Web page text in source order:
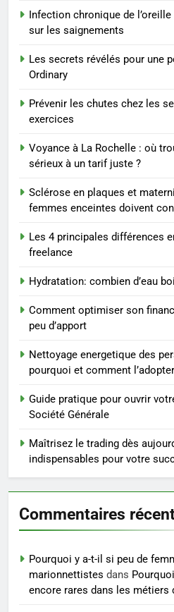
MODE
2
3
conseils
BIEN ÊTRE
4
pour
BIEN ÊTRE
Infection
SANTÉ
6
Les
peau
Ordinary
SANTÉ
7
seniors:
exercices
BIEN ÊTRE
Infection chronique de
sur les saignements
Les secrets révélés pour une
Ordinary
Prévenir les chutes chez les
exercices
Voyance à La Rochelle : où
sérieux à un tarif juste ?
Sclérose en plaques et
femmes enceintes doivent
Les 4 principales différences
freelance
Hydratation: combien d’eau
Comment optimiser son
peu d’apport
Nettoyage energetique des
pourquoi et comment
Guide pratique pour ouvrir
Société Générale
Maîtrisez le trading dès
indispensables pour votre
Commentaires
Pourquoi y a-t-il si peu de
marionnettistes dans
encore rares dans les métiers